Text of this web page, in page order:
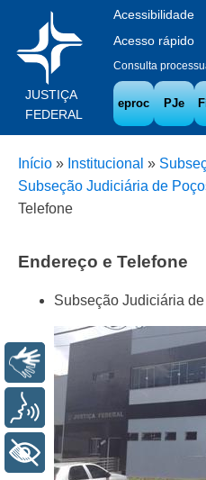
JUSTIÇA
FEDERAL
Acessibilidade
Acesso rápido
Consulta
eproc PJe
Início » Institucional »
Subseção Judiciária de
Telefone
Endereço e Telefone
Subseção Judiciária
Libras
Voz
+ Acessibilidade